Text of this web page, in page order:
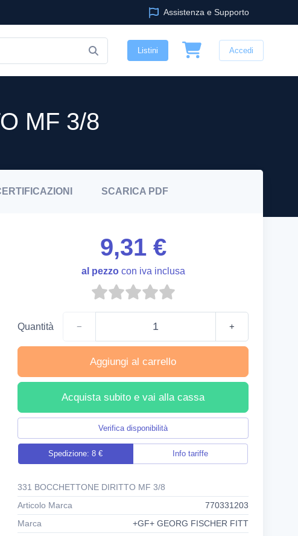
Assistenza e Supporto
Listini Accedi
MF 3/8
SCARICA PDF
9,31 €
al pezzocon iva inclusa
Quantità − +
Aggiungi al carrello
Acquista subito e vai alla cassa
Verifica disponibilità
Spedizione: 8 € Info tariffe
331 BOCCHETTONE DIRITTO MF 3/8
Articolo Marca
770331203
Marca
+GF+ GEORG FISCHER FITT